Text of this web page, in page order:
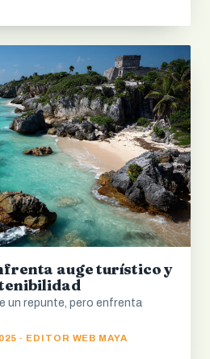
auge turístico y
un repunte, pero enfrenta
· EDITOR WEB MAYA